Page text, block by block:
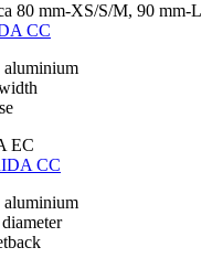
80 mm-XS/S/M, 90 mm-L
CC
aluminium
EC
CC
aluminium